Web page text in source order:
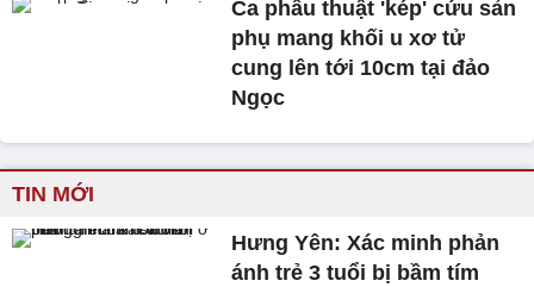
Ca phẫu thuật 'kép' cứu sản
phụ mang khối u xơ tử
cung lên tới 10cm tại đảo
Ngọc
TIN MỚI
Hưng Yên: Xác minh phản
ánh trẻ 3 tuổi bị bầm tím